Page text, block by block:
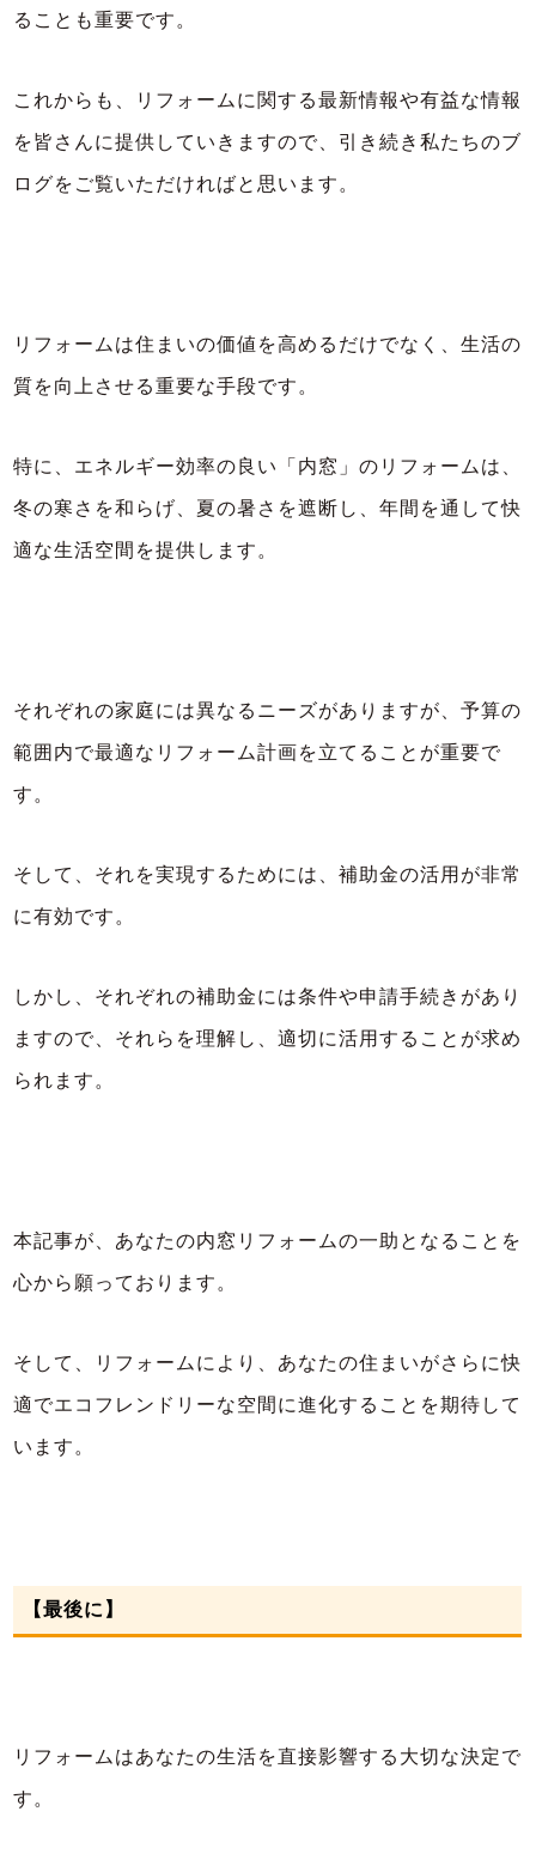
ることも重要です。
これからも、リフォームに関する最新情報や有益な情報
を皆さんに提供していきますので、引き続き私たちのブ
ログをご覧いただければと思います。
リフォームは住まいの価値を高めるだけでなく、生活の
質を向上させる重要な手段です。
特に、エネルギー効率の良い「内窓」のリフォームは、
冬の寒さを和らげ、夏の暑さを遮断し、年間を通して快
適な生活空間を提供します。
それぞれの家庭には異なるニーズがありますが、予算の
範囲内で最適なリフォーム計画を立てることが重要で
す。
そして、それを実現するためには、補助金の活用が非常
に有効です。
しかし、それぞれの補助金には条件や申請手続きがあり
ますので、それらを理解し、適切に活用することが求め
られます。
本記事が、あなたの内窓リフォームの一助となることを
心から願っております。
そして、リフォームにより、あなたの住まいがさらに快
適でエコフレンドリーな空間に進化することを期待して
います。
【最後に】
リフォームはあなたの生活を直接影響する大切な決定で
す。